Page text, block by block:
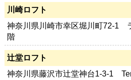
川崎ロフト
神奈川県川崎市幸区堀川町72-1
階
辻堂ロフト
神奈川県藤沢市辻堂神台1-3-1